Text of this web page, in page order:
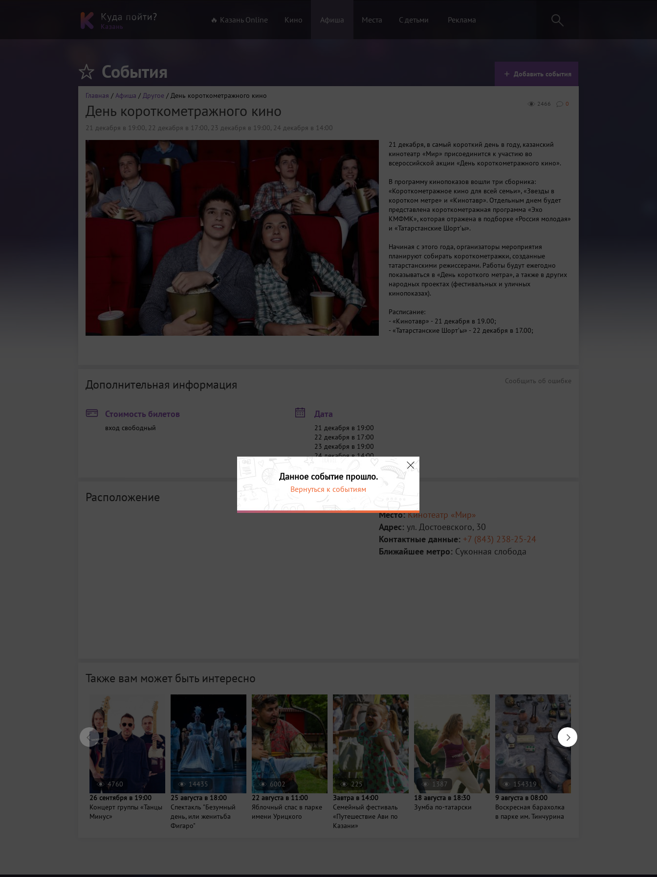
🔥 Казань Online Кино Афиша Места С детьми Реклама
События Добавить события
Главная / Афиша / Другое / День короткометражного кино
0
2466
День короткометражного кино
21 декабря в 19:00, 22 декабря в 17:00, 23 декабря в 19:00, 24 декабря в 14:00
21 декабря, в самый короткий день в году, казанский
кинотеатр «Мир» присоединится к участию во
всероссийской акции «День короткометражного кино».
В программу кинопоказов вошли три сборника:
«Короткометражное кино для всей семьи», «Звезды в
коротком метре» и «Кинотавр». Отдельным днем будет
представлена короткометражная программа «Эхо
КМФМК», которая отражена в подборке «Россия молодая»
и «Татарстанские Шорт’ы».
Начиная с этого года, организаторы мероприятия
планируют собирать короткометражки, созданные
татарстанскими режиссерами. Работы будут ежегодно
показываться в «День короткого метра», а также в других
народных проектах (фестивальных и уличных
кинопоказах).
Расписание:
- «Кинотавр» - 21 декабря в 19.00;
- «Татарстанские Шорт’ы» - 22 декабря в 17.00;
Сообщить об ошибке
Дополнительная информация
Стоимость билетов
вход свободный
Дата
21 декабря в 19:00
22 декабря в 17:00
23 декабря в 19:00
24 декабря в 14:00
Расположение
Место: Кинотеатр «Мир»
Адрес: ул. Достоевского, 30
Контактные данные: +7 (843) 238-25-24
Ближайшее метро: Суконная слобода
Также вам может быть интересно
4760
26 сентября в 19:00
Концерт группы «Танцы
Минус»
14435
25 августа в 18:00
Спектакль "Безумный
день, или женитьба
Фигаро"
6002
22 августа в 11:00
Яблочный спас в парке
имени Урицкого
225
Завтра в 14:00
Семейный фестиваль
«Путешествие Ави по
Казани»
1387
18 августа в 18:30
Зумба по-татарски
154319
9 августа в 08:00
Воскресная барахолка
в парке им. Тинчурина
Данное событие прошло.
Вернуться к событиям